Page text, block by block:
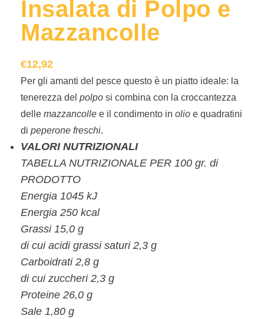
Insalata di Polpo e
Mazzancolle
€12,92
Per gli amanti del pesce questo è un piatto ideale: la
tenerezza del polpo si combina con la croccantezza
delle mazzancolle e il condimento in olio e quadratini
di peperone freschi.
VALORI NUTRIZIONALI
TABELLA NUTRIZIONALE PER 100 gr. di
PRODOTTO
Energia 1045 kJ
Energia 250 kcal
Grassi 15,0 g
di cui acidi grassi saturi 2,3 g
Carboidrati 2,8 g
di cui zuccheri 2,3 g
Proteine 26,0 g
Sale 1,80 g